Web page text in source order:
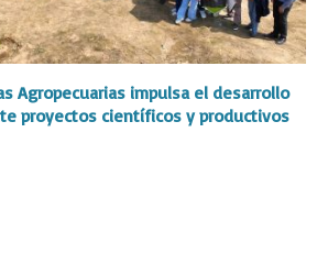
Agropecuarias impulsa el desarrollo
proyectos científicos y productivos